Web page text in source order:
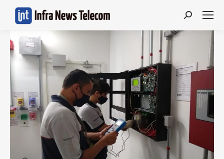
Search: